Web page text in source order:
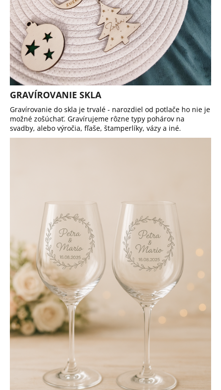
GRAVÍROVANIE SKLA
Gravírovanie do skla je trvalé - narozdiel od potlače ho nie je
možné zošúchať. Gravírujeme rôzne typy pohárov na
svadby, alebo výročia, fľaše, štamperlíky, vázy a iné.